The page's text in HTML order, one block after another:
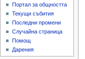
Портал за общността
Текущи събития
Последни промени
Случайна страница
Помощ
Дарения